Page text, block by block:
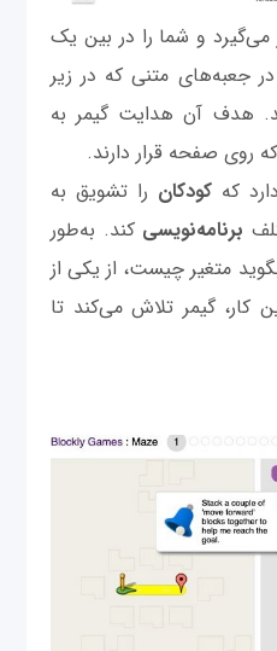
می‌گیرد و شما را در بین یک
جعبه‌های متنی که در زیر
هدف آن هدایت گیمر به
صفحه قرار دارند.
کهکودکان را تشویق به
برنامه‌نویسی کند. به‌طور
متغیر چیست، از یکی از
کار، گیمر تلاش می‌کند تا